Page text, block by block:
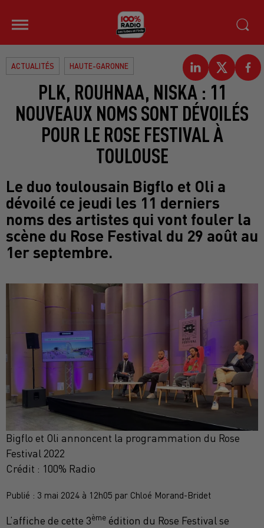
ACTUALITÉS HAUTE-GARONNE
PLK, ROUHNAA, NISKA : 11
NOUVEAUX NOMS SONT DÉVOILÉS
POUR LE ROSE FESTIVAL À
TOULOUSE
Le duo toulousain Bigflo et Oli a
dévoilé ce jeudi les 11 derniers
noms des artistes qui vont fouler la
scène du Rose Festival du 29 août au
1er septembre.
Bigflo et Oli annoncent la programmation du Rose
Festival 2022
Crédit : 100% Radio
Publié : 3 mai 2024 à 12h05 par Chloé Morand-Bridet
L’affiche de cette 3ème édition du Rose Festival se